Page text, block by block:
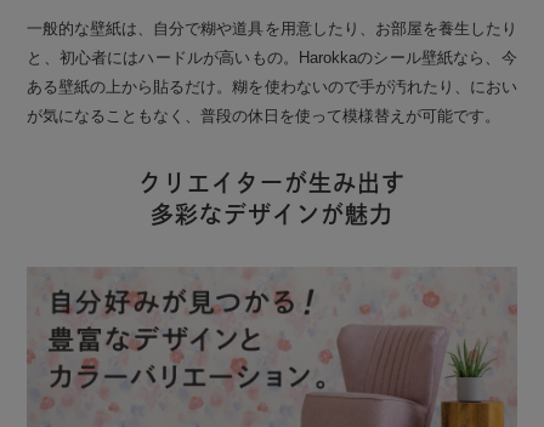
一般的な壁紙は、自分で糊や道具を用意したり、お部屋を養生したり
と、初心者にはハードルが高いもの。Harokkaのシール壁紙なら、今
ある壁紙の上から貼るだけ。糊を使わないので手が汚れたり、におい
が気になることもなく、普段の休日を使って模様替えが可能です。
クリエイターが生み出す
多彩なデザインが魅力